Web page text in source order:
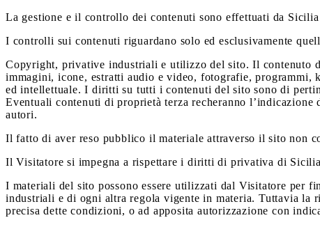
La gestione e il controllo dei contenuti sono effettuati da
I controlli sui contenuti riguardano solo ed esclusivamente
Copyright, privative industriali e utilizzo del sito. Il contenuto
immagini, icone, estratti audio e video, fotografie,
ed intellettuale. I diritti su tutti i contenuti del sito sono di
Eventuali contenuti di proprietà terza recheranno
autori.
Il fatto di aver reso pubblico il materiale attraverso il sito non
Il Visitatore si impegna a rispettare i diritti di privativa di
I materiali del sito possono essere utilizzati dal Visitatore per
industriali e di ogni altra regola vigente in materia. Tuttavia la
precisa dette condizioni, o ad apposita autorizzazione con